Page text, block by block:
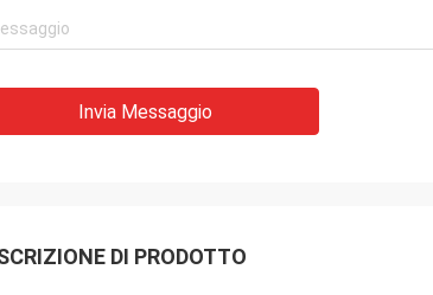
Invia Messaggio
DI PRODOTTO